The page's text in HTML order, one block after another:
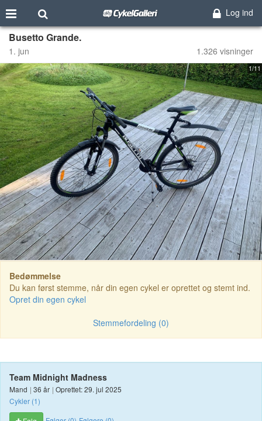
Log ind
Busetto Grande.
1. jun 1.326 visninger
1/11
Bedømmelse
Du kan først stemme, når din egen cykel er oprettet og stemt ind.
Opret din egen cykel
Stemmefordeling (0)
Team Midnight Madness
Mand | 36 år | Oprettet: 29. jul 2025
Cykler (1)